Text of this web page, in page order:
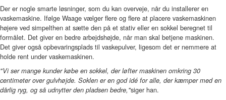
Der er nogle smarte løsninger, som du kan overveje, når du installerer en
vaskemaskine. Ifølge Waage vælger flere og flere at placere vaskemaskinen
højere ved simpelthen at sætte den på et stativ eller en sokkel beregnet til
formålet. Det giver en bedre arbejdshøjde, når man skal betjene maskinen.
Det giver også opbevaringsplads til vaskepulver, ligesom det er nemmere at
holde rent under vaskemaskinen.
"Vi ser mange kunder købe en sokkel, der løfter maskinen omkring 30
centimeter over gulvhøjde. Soklen er en god idé for alle, der kæmper med en
dårlig ryg, og så udnytter den pladsen bedre,"siger han.